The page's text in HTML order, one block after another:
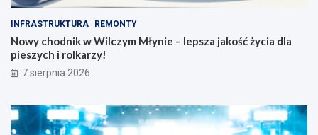
INFRASTRUKTURA REMONTY
Nowy chodnik w Wilczym Młynie – lepsza jakość życia dla
pieszych i rolkarzy!
7 sierpnia 2026